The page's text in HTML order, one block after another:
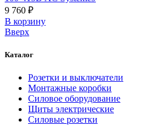
9 760 ₽
В корзинy
Вверх
Каталог
Розетки и выключатели
Монтажные коробки
Силовое оборудование
Щиты электрические
Силовые розетки